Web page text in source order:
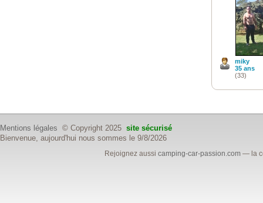
miky
35 ans
(33)
Mentions légales © Copyright 2025 site sécurisé
Bienvenue, aujourd'hui nous sommes le 9/8/2026
Rejoignez aussicamping-car-passion.com — la